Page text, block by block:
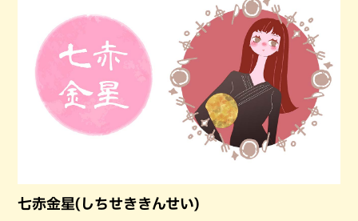
七赤金星(しちせききんせい)